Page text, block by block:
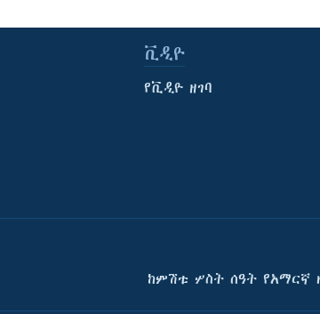
ቪዲዮ
የቪዲዮ ዘገባ
ከምሽቱ ሦስት ሰዓት የአማርኛ